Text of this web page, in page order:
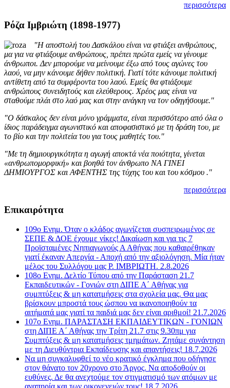
περισσότερα
Ρόζα Ιμβριώτη (1898-1977)
"Η αποστολή του Δασκάλου είναι να φτιάξει ανθρώπους,
μα για να φτιάξουμε ανθρώπους, πρέπει πρώτα εμείς να γίνουμε
άνθρωποι. Δεν μπορούμε να μείνουμε έξω από τους αγώνες του
λαού, να μην κάνουμε δήθεν πολιτική. Γιατί τότε κάνουμε πολιτική
αντίθετη από τα συμφέροντα του λαού. Εμείς θα φτιάξουμε
ανθρώπους συνειδητούς και ελεύθερους. Χρέος μας είναι να
σταθούμε πλάι στο λαό μας και στην ανάγκη να τον οδηγήσουμε."
"Ο δάσκαλος δεν είναι μόνο γράμματα, είναι περισσότερο από όλα ο
ίδιος παράδειγμα αγωνιστικό και αποφασιστικό με τη δράση του, με
το βίο και την πολιτεία του για τους μαθητές του."
"Με τη δημιουργικότητα η αγωγή αποκτά νέα ποιότητα, γίνεται
«ανθρωπομορφική» και βοηθά τον άνθρωπο ΝΑ ΓΙΝΕΙ
ΔΗΜΙΟΥΡΓΟΣ και ΑΦΕΝΤΗΣ της τύχης του και του κόσμου ."
περισσότερα
Επικαιρότητα
109ο Ενημ. Όταν ο κλάδος αγωνίζεται συσπειρωμένος σε
ΣΕΠΕ & ΔΟΕ έχουμε νίκες! Δικαίωση και για τις 7
Προϊσταμένες Νηπιαγωγούς Α Αθήνας που καθαιρέθηκαν
γιατί έκαναν Απεργία - Αποχή από την αξιολόγηση. Μία ήταν
μέλος του Συλλόγου μας Ρ. ΙΜΒΡΙΩΤΗ. 2.8.2026
108ο Ενημ. Δελτίο Τύπου από την Παράσταση 21.7
Εκπαιδευτικών - Γονιών στη ΔΙΠΕ Α΄ Αθήνας για
συμπτύξεις & μη κατατμήσεις στα σχολεία μας. Θα μας
βρίσκουν μπροστά τους ώσπου να ικανοποιηθούν τα
αιτήματά μας γιατί τα παιδιά μας δεν είναι αριθμοί! 21.7.2026
107o Ενημ. ΠΑΡΑΣΤΑΣΗ ΕΚΠΑΙΔΕΥΤΙΚΩΝ - ΓΟΝΙΩΝ
στη ΔΙΠΕ Α΄ Αθήνας την Τρίτη 21.7 στις 9.30πμ για
Συμπτύξεις & μη κατατμήσεις τμημάτων. Ζητάμε συνάντηση
με τη Διευθύντρια Εκπαίδευσης και απαντήσεις! 18.7.2026
Να μη συγκαλυφθεί το νέο κρατικό έγκλημα που οδήγησε
στον θάνατο τον 20χρονο στο Άργος. Να αποδοθούν οι
ευθύνες. Δε θα ανεχτούμε τον στιγματισμό των ατόμων με